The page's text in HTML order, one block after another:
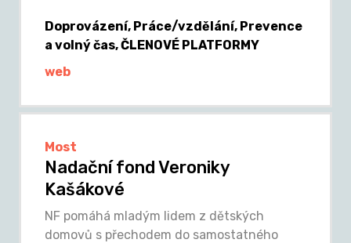
Doprovázení, Práce/vzdělání, Prevence
a volný čas, ČLENOVÉ PLATFORMY
web
Most
Nadační fond Veroniky
Kašákové
NF pomáhá mladým lidem z dětských
domovů s přechodem do samostatného